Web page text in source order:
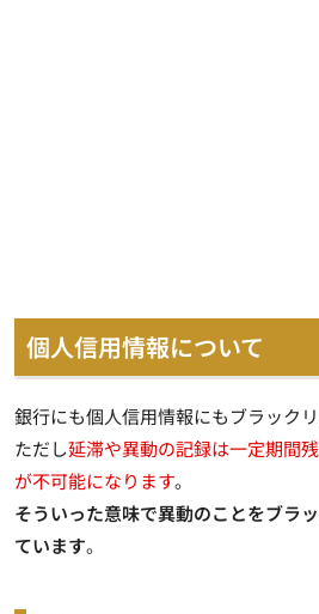
個人信用情報について
銀行にも個人信用情報にもブラック
ただし延滞や異動の記録は一定期間
が不可能になります。
そういった意味で異動のことをブラ
ています。